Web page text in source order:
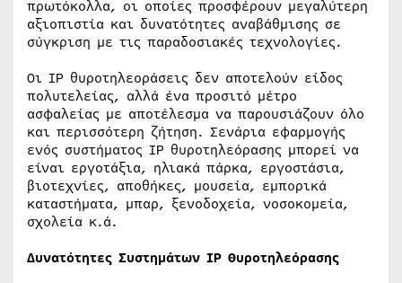
πρωτόκολλα, οι οποίες προσφέρουν μεγαλύτερη
αξιοπιστία και δυνατότητες αναβάθμισης σε
σύγκριση με τις παραδοσιακές τεχνολογίες.
Οι IP θυροτηλεοράσεις δεν αποτελούν είδος
πολυτελείας, αλλά ένα προσιτό μέτρο
ασφαλείας με αποτέλεσμα να παρουσιάζουν όλο
και περισσότερη ζήτηση. Σενάρια εφαρμογής
ενός συστήματος IP θυροτηλεόρασης μπορεί να
είναι εργοτάξια, ηλιακά πάρκα, εργοστάσια,
βιοτεχνίες, αποθήκες, μουσεία, εμπορικά
καταστήματα, μπαρ, ξενοδοχεία, νοσοκομεία,
σχολεία κ.ά.
Δυνατότητες Συστημάτων IP Θυροτηλεόρασης